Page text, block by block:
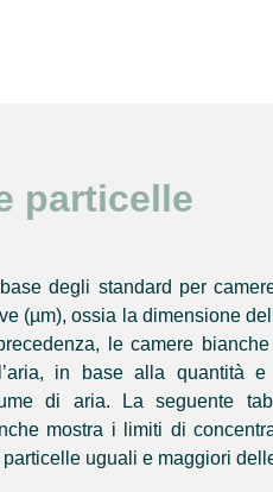
particelle
degli standard per
(µm), ossia la dimensione
le camere
in base alla quantità
di aria. La seguente
mostra i limiti di
particelle uguali e maggiori